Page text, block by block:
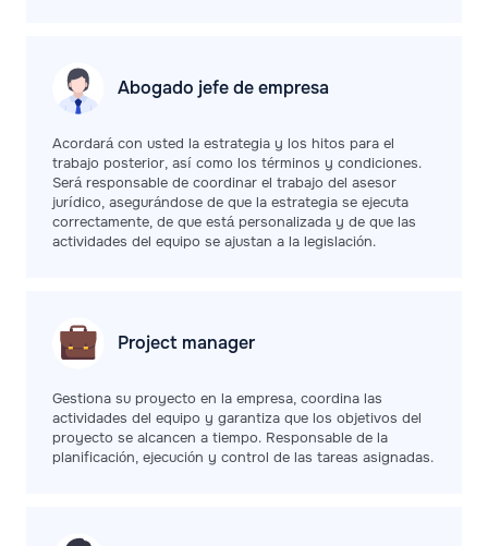
Abogado jefe deempresa
Acordará con usted la estrategia y los hitos para el
trabajo posterior, así como los términos y condiciones.
Será responsable de coordinar el trabajo del asesor
jurídico, asegurándose de que la estrategia se ejecuta
correctamente, de que está personalizada y de que las
actividades del equipo se ajustan a la legislación.
Project manager
Gestiona su proyecto en la empresa, coordina las
actividades del equipo y garantiza que los objetivos del
proyecto se alcancen a tiempo. Responsable de la
planificación, ejecución y control de las tareas asignadas.